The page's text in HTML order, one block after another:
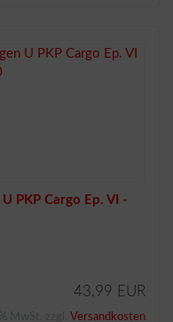
PKP Cargo Ep. VI -
43,99 EUR
Versandkosten